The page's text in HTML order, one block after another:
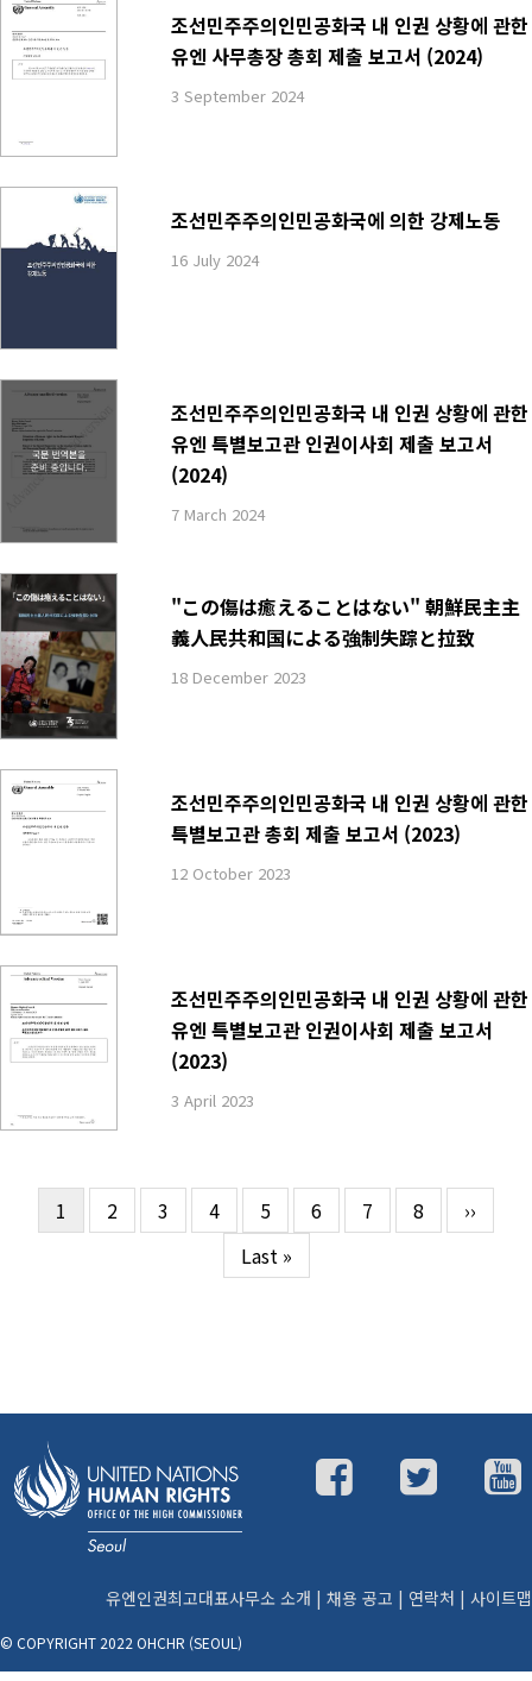
조선민주주의인민공화국 내 인권 상황에 관한
유엔 사무총장 총회 제출 보고서 (2024)
3 September 2024
조선민주주의인민공화국에 의한 강제노동
16 July 2024
조선민주주의인민공화국 내 인권 상황에 관한
유엔 특별보고관 인권이사회 제출 보고서
(2024)
7 March 2024
"この傷は癒えることはない" 朝鮮民主主
義人民共和国による強制失踪と拉致
18 December 2023
조선민주주의인민공화국 내 인권 상황에 관한
특별보고관 총회 제출 보고서 (2023)
12 October 2023
조선민주주의인민공화국 내 인권 상황에 관한
유엔 특별보고관 인권이사회 제출 보고서
(2023)
3 April 2023
현
재
1 Page
2 Page
3 Page
4 Page
5 Page
6 Page
7 Page
8
다
음
››
마
지
지
Last »
유엔인권최고대표사무소 소개 | 채용 공고 | 연락처 | 사이트맵
© COPYRIGHT 2022 OHCHR (SEOUL)